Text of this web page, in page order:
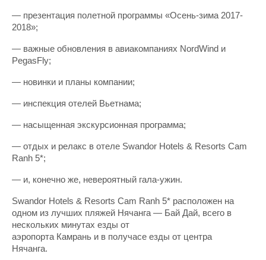
— презентация полетной программы «Осень-зима 2017-
2018»;
— важные обновления в авиакомпаниях NordWind и
PegasFly;
— новинки и планы компании;
— инспекция отелей Вьетнама;
— насыщенная экскурсионная программа;
— отдых и релакс в отеле Swandor Hotels & Resorts Cam
Ranh 5*;
— и, конечно же, невероятный гала-ужин.
Swandor Hotels & Resorts Cam Ranh 5* расположен на
одном из лучших пляжей Нячанга — Бай Дай, всего в
нескольких минутах езды от
аэропорта Камрань и в получасе езды от центра
Нячанга.